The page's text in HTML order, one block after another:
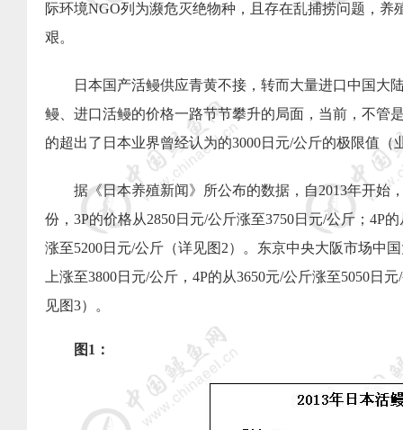
际环境NGO列为濒危灭绝物种，且存在乱捕捞问题，养
艰。
日本国产活鳗供应青黄不接，转而大量进口中国大
鳗、进口活鳗的价格一路节节攀升的局面，当前，不管
的超出了日本业界曾经认为的3000日元/公斤的极限值（
据《日本养殖新闻》所公布的数据，自2013年开始
份， 3P的价格从2850日元/公斤涨至3750日元/公斤 ； 4P的
涨至5200日元/公斤（详见图 2）。东京中央大阪市场中
上涨至3800日元/公斤， 4P的从3650元/公斤涨至5050日元/
见图3）。
图1 ：